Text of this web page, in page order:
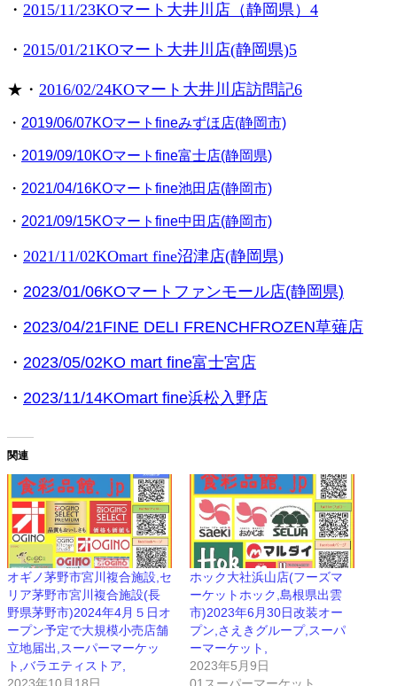
・ 2015/11/23KOマート大井川店（静岡県）4
・ 2015/01/21KOマート大井川店(静岡県)5
★・ 2016/02/24KOマート大井川店訪問記6
・ 2019/06/07KOマートfineみずほ店(静岡市)
・ 2019/09/10KOマートfine富士店(静岡県)
・ 2021/04/16KOマートfine池田店(静岡市)
・ 2021/09/15KOマートfine中田店(静岡市)
・ 2021/11/02KOmart fine沼津店(静岡県)
・ 2023/01/06KOマートファンモール店(静岡県)
・ 2023/04/21FINE DELI FRENCHFROZEN草薙店
・ 2023/05/02KO mart fine富士宮店
・ 2023/11/14KOmart fine浜松入野店
関連
オギノ茅野市宮川複合施設,セ
リア茅野市宮川複合施設(長
野県茅野市)2024年4月５日オ
ープン予定で大規模小売店舗
立地届出,スーパーマーケッ
ト,バラエティストア,
ホック大社浜山店(フーズマ
ーケットホック,島根県出雲
市)2023年6月30日改装オー
プン,さえきグループ,スーパ
ーマーケット,
2023年5月9日